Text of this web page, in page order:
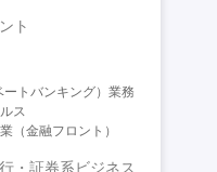
ト
ートバンキング）業務
ス
（金融フロント）
・証券系ビジネス